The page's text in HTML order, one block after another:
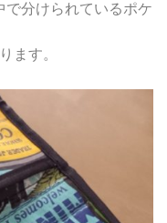
分けられているポケ
ます。